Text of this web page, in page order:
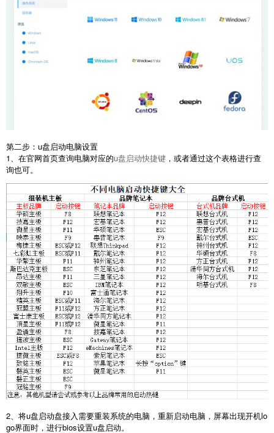
第二步：u盘启动电脑设置
1、在官网首页查询电脑对应的u盘启动快捷键 ，或者通过这个表格进行查
询也可。
2、将u盘启动盘接入需要重装系统的电脑，重新启动电脑，屏幕出现开机lo
go界面时，进行bios设置u盘启动。